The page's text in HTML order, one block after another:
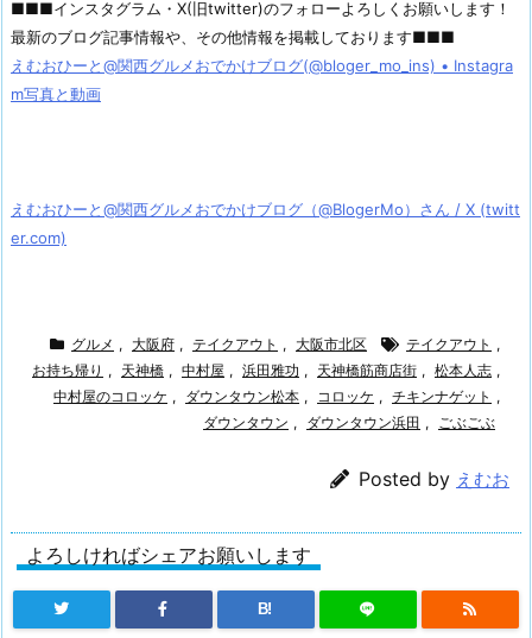
■■■インスタグラム・X(旧twitter)のフォローよろしくお願いします！
最新のブログ記事情報や、その他情報を掲載しております■■■
えむおひーと@関西グルメおでかけブログ(@bloger_mo_ins) • Instagra
m写真と動画
えむおひーと@関西グルメおでかけブログ（@BlogerMo）さん / X (twitt
er.com)
グルメ , 大阪府 , テイクアウト , 大阪市北区 テイクアウト ,
お持ち帰り , 天神橋 , 中村屋 , 浜田雅功 , 天神橋筋商店街 , 松本人志 ,
中村屋のコロッケ , ダウンタウン松本 , コロッケ , チキンナゲット ,
ダウンタウン , ダウンタウン浜田 , ごぶごぶ
Posted by えむお
よろしければシェアお願いします
B!